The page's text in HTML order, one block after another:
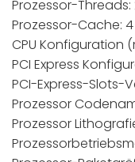
Prozessor-Threads:
Prozessor-Cache: 4
CPU Konfiguration
PCI Express
PCI-Express-Slots-
Prozessor
Prozessor